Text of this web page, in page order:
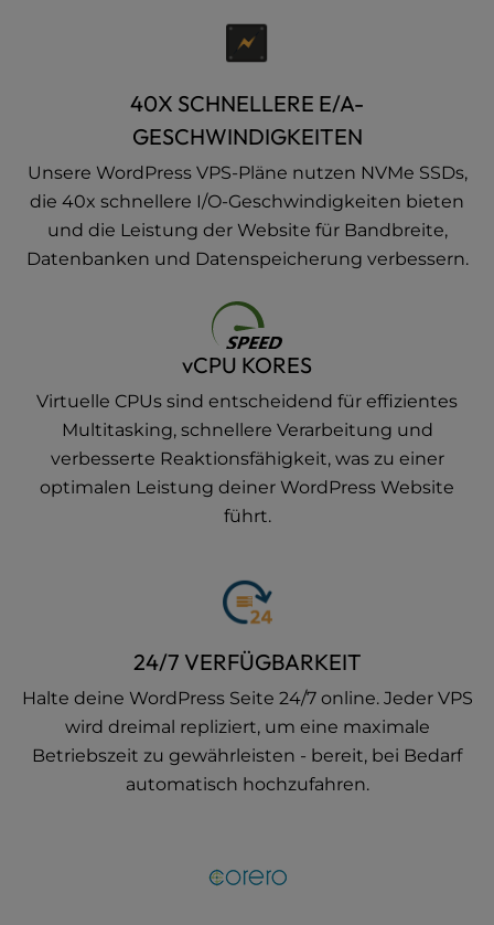
40X SCHNELLERE E/A-
GESCHWINDIGKEITEN
Unsere WordPress VPS-Pläne nutzen NVMe SSDs,
die 40x schnellere I/O-Geschwindigkeiten bieten
und die Leistung der Website für Bandbreite,
Datenbanken und Datenspeicherung verbessern.
vCPU KORES
Virtuelle CPUs sind entscheidend für effizientes
Multitasking, schnellere Verarbeitung und
verbesserte Reaktionsfähigkeit, was zu einer
optimalen Leistung deiner WordPress Website
führt.
24/7 VERFÜGBARKEIT
Halte deine WordPress Seite 24/7 online. Jeder VPS
wird dreimal repliziert, um eine maximale
Betriebszeit zu gewährleisten - bereit, bei Bedarf
automatisch hochzufahren.